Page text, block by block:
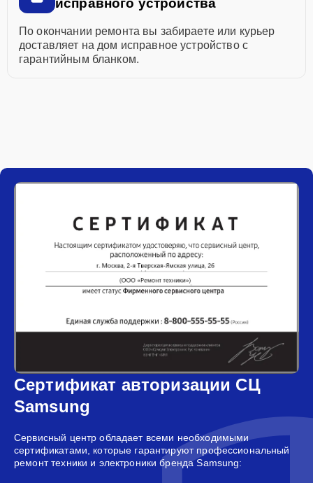
исправного устройства
По окончании ремонта вы забираете или курьер
доставляет на дом исправное устройство с
гарантийным бланком.
Сертификат авторизации СЦ
Samsung
Сервисный центр обладает всеми необходимыми
сертификатами, которые гарантируют профессиональный
ремонт техники и электроники бренда Samsung: